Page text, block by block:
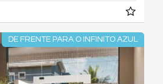
DE FRENTE PARA O INFINITO AZUL